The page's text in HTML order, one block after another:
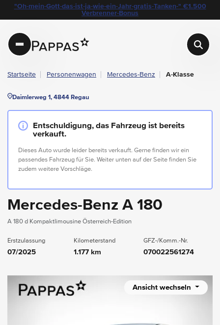
Navigation überspringen
Zum Hauptcontent
Zur Hauptnavigation springen
layout.table-of-content
Technische Daten
Fahrzeugausstattung
Leasing
Standort & Ansprechpartner
Garantie
Ihre Vorteile auf einen Blick
Angebote & Aktionen bei Pappas
"Oh-mein-Gott-das-ist-ja-wie-ein-Jahr-gratis-Tanken-" €1.500
Verbrenner-Bonus
Pappas
Startseite Personenwagen Mercedes-Benz A-Klasse
Daimlerweg 1, 4844 Regau
Entschuldigung, das Fahrzeug ist bereits
verkauft.
Dieses Auto wurde leider bereits verkauft. Gerne finden wir ein
passendes Fahrzeug für Sie. Weiter unten auf der Seite finden Sie
zudem weitere Vorschläge.
Mercedes-Benz A 180
A 180 d Kompaktlimousine Österreich-Edition
Erstzulassung
07/2025
Kilometerstand
1.177 km
GFZ-/Komm.-Nr.
070022561274
Ansicht wechseln